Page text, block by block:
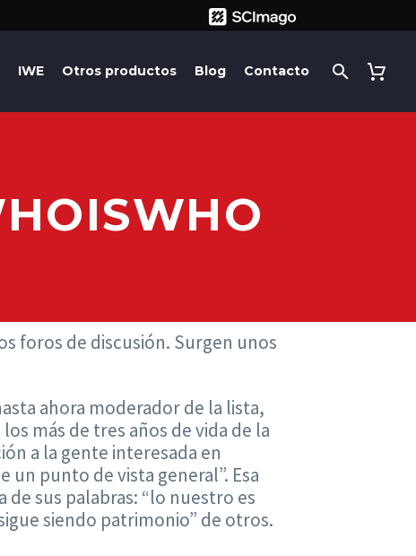
IWE Otros productos Blog Contacto
foros de discusión. Surgen unos
ahora moderador de la lista,
más de tres años de vida de la
a la gente interesada en
un punto de vista general”. Esa
sus palabras: “lo nuestro es
siendo patrimonio” de otros.